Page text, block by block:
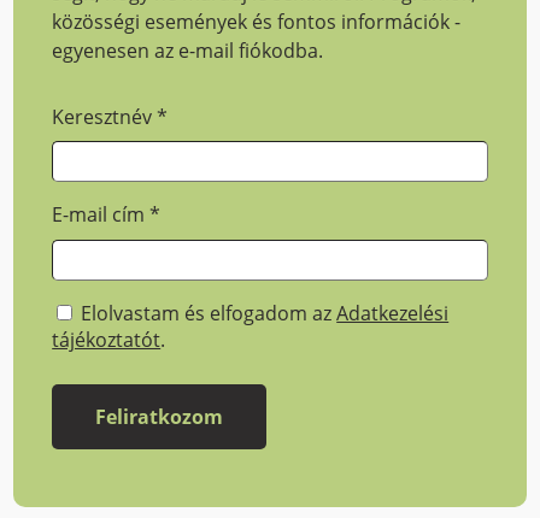
közösségi események és fontos információk -
egyenesen az e-mail fiókodba.
Keresztnév*
E-mail cím*
Elolvastam és elfogadom azAdatkezelési
tájékoztatót.